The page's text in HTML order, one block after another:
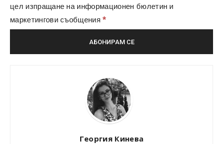
цел изпращане на информационен бюлетин и
маркетингови съобщения*
Георгия Кинева